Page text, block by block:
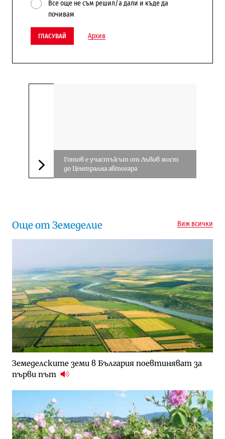
Все още не съм решил/а дали и къде да
почивам
ГЛАСУВАЙ Архив
Следваща новина
Готов е участъкът от Лъвов мост
до Централна автогара
Още от Земеделие Виж всички
Земеделските земи в България поевтиняват за
първи път